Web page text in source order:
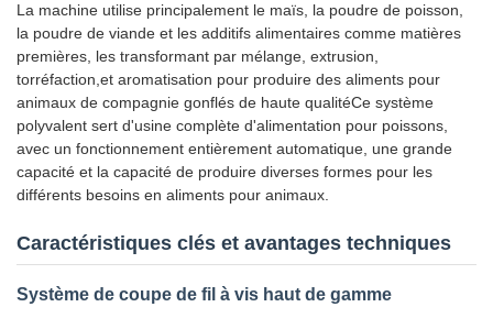
La machine utilise principalement le maïs, la poudre de poisson,
la poudre de viande et les additifs alimentaires comme matières
premières, les transformant par mélange, extrusion,
torréfaction,et aromatisation pour produire des aliments pour
animaux de compagnie gonflés de haute qualitéCe système
polyvalent sert d'usine complète d'alimentation pour poissons,
avec un fonctionnement entièrement automatique, une grande
capacité et la capacité de produire diverses formes pour les
différents besoins en aliments pour animaux.
Caractéristiques clés et avantages techniques
Système de coupe de fil à vis haut de gamme